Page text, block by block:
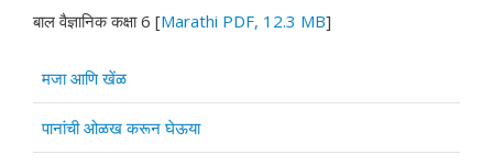
बाल वैज्ञानिक कक्षा 6 [Marathi PDF, 12.3 MB]
Articles
Title
मजा आणि खेंळ
पानांची ओळख करून घेऊया